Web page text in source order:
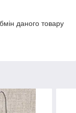
даного товару